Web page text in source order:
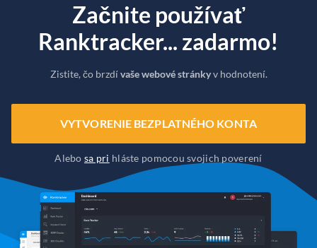
Začnite používať
Ranktracker... zadarmo!
Zistite, čo brzdívaše webové stránkyv hodnotení.
VYTVORENIE BEZPLATNÉHO KONTA
Alebosa pri hláste pomocou svojich poverení